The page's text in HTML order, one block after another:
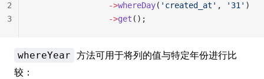
                ->
whereDay( 'created_at' , '31' )
                ->
get ();
2
3
whereYear 方法可用于将列的值与特定年份进行比
较：